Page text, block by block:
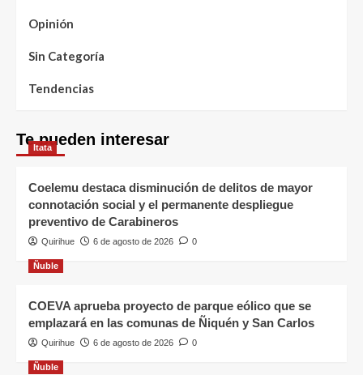
Opinión
Sin Categoría
Tendencias
Te pueden interesar
Itata
Coelemu destaca disminución de delitos de mayor
connotación social y el permanente despliegue
preventivo de Carabineros
Quirihue 6 de agosto de 2026 0
Ñuble
COEVA aprueba proyecto de parque eólico que se
emplazará en las comunas de Ñiquén y San Carlos
Quirihue 6 de agosto de 2026 0
Ñuble